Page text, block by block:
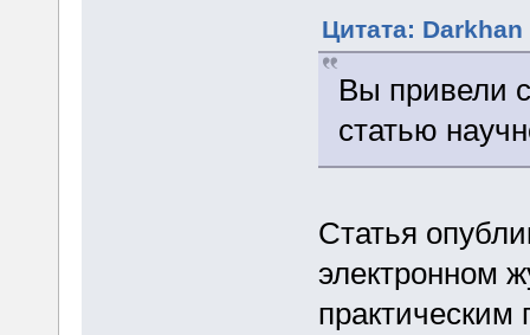
Цитата:
Вы привели
статью
Статья
электронном